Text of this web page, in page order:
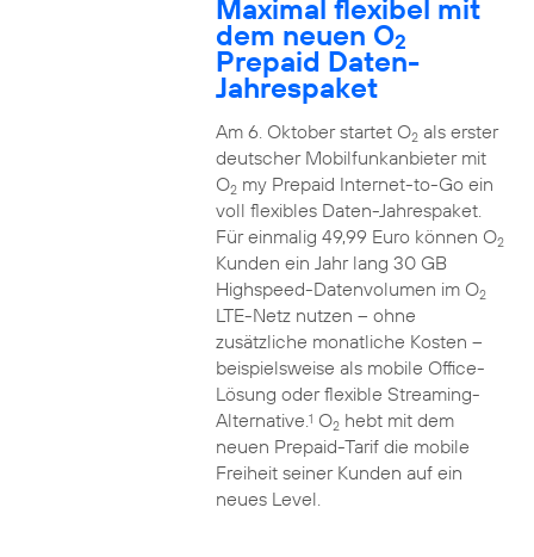
Maximal flexibel mit
dem neuen O2
Prepaid Daten-
Jahrespaket
Am 6. Oktober startet O2als erster
deutscher Mobilfunkanbieter mit
O2my Prepaid Internet-to-Go ein
voll flexibles Daten-Jahrespaket.
Für einmalig 49,99 Euro können O2
Kunden ein Jahr lang 30 GB
Highspeed-Datenvolumen im O2
LTE-Netz nutzen – ohne
zusätzliche monatliche Kosten –
beispielsweise als mobile Office-
Lösung oder flexible Streaming-
Alternative.1 O2hebt mit dem
neuen Prepaid-Tarif die mobile
Freiheit seiner Kunden auf ein
neues Level.